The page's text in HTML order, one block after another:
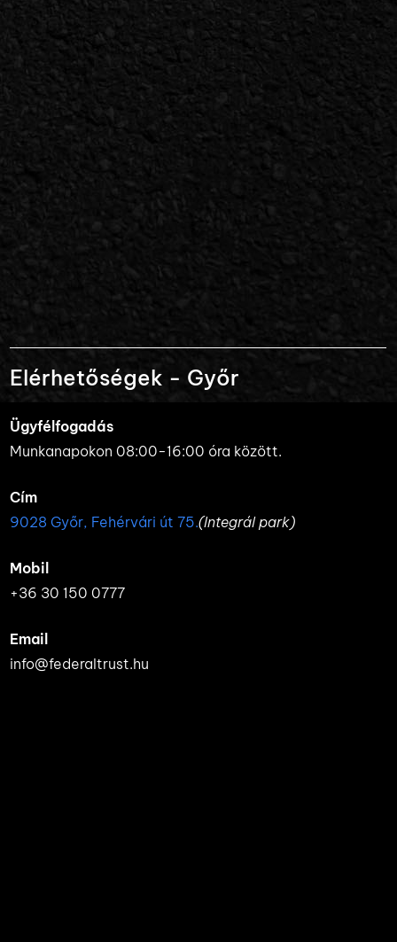
Elérhetőségek - Győr
Ügyfélfogadás
Munkanapokon 08:00-16:00 óra között.
Cím
9028 Győr, Fehérvári út 75.(Integrál park)
Mobil
+36 30 150 0777
Email
info@federaltrust.hu